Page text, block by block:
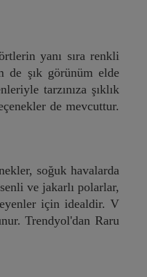
yanı sıra renkli
de şık görünüm elde
tarzınıza şıklık
de mevcuttur.
soğuk havalarda
ve jakarlı polarlar,
için idealdir. V
Trendyol'dan Raru